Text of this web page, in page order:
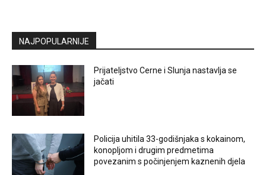
NAJPOPULARNIJE
Prijateljstvo Cerne i Slunja nastavlja se
jačati
Policija uhitila 33-godišnjaka s kokainom,
konopljom i drugim predmetima
povezanim s počinjenjem kaznenih djela